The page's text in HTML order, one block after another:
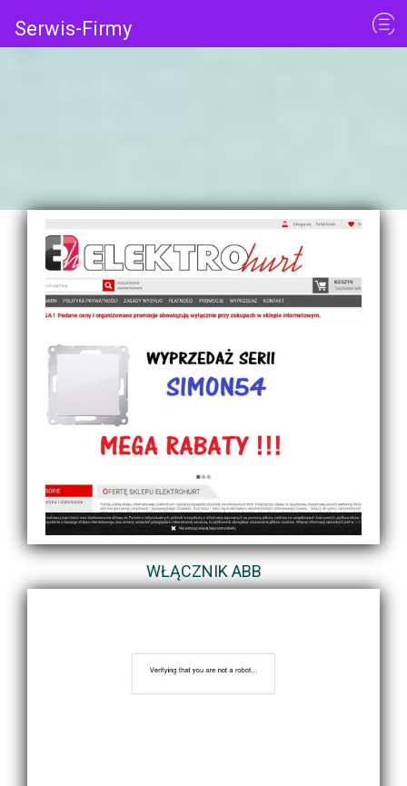
Serwis-Firmy
WŁĄCZNIK ABB